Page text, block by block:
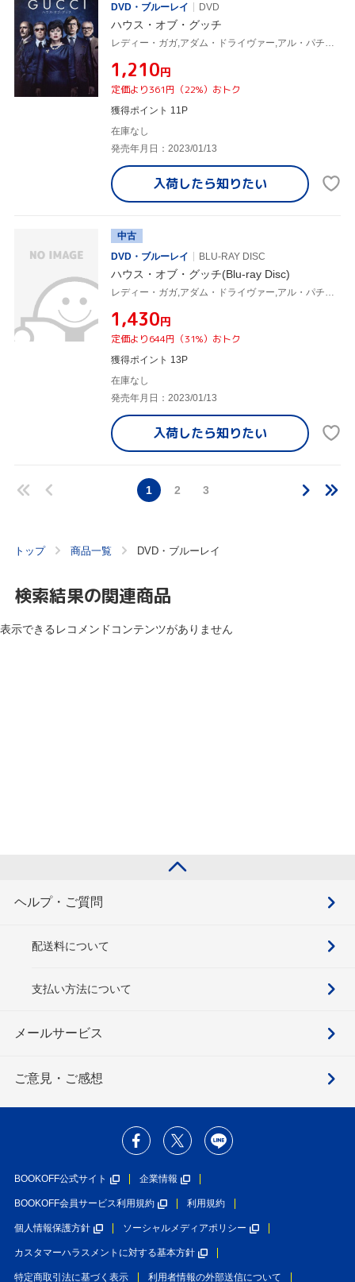
DVD・ブルーレイ
DVD
ハウス・オブ・グッチ
¥1,210円
定価より361円（22%）おトク
獲得ポイント 11P
在庫なし
発売年月日：2023/01/13
入荷したら知りたい
中古
DVD・ブルーレイ
BLU-RAY DISC
ハウス・オブ・グッチ(Blu-ray Disc)
¥1,430円
定価より644円（31%）おトク
獲得ポイント 13P
在庫なし
発売年月日：2023/01/13
入荷したら知りたい
1 2 3
トップ 商品一覧 DVD・ブルーレイ
検索結果の関連商品
表示できるレコメンドコンテンツがありません
ヘルプ・ご質問
配送料について
支払い方法について
メールサービス
ご意見・ご感想
BOOKOFF公式サイト 企業情報
BOOKOFF会員サービス利用規約 利用規約
個人情報保護方針 ソーシャルメディアポリシー
カスタマーハラスメントに対する基本方針
特定商取引法に基づく表示 利用者情報の外部送信について